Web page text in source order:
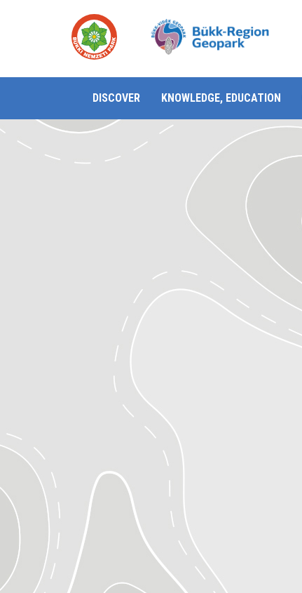
DISCOVER KNOWLEDGE, EDUCATION